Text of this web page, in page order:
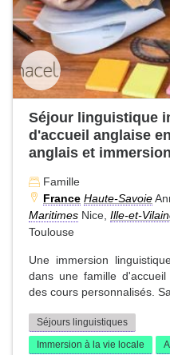
Séjour linguistique
d'accueil anglaise
anglais et
Famille
France Haute-Savoie
Maritimes Nice, Ille-et-
Toulouse
Une immersion
dans une famille
des cours personnalisés.
Séjours linguistiques
Immersion à la vie locale